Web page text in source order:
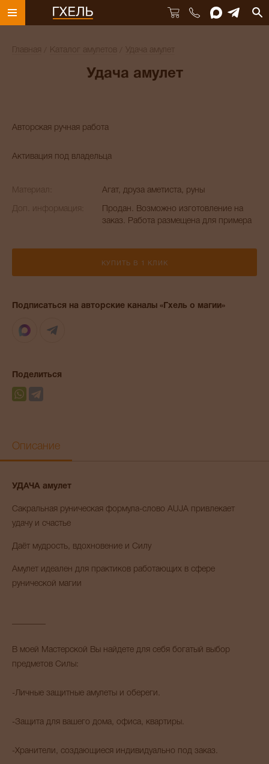
Главная Каталог амулетов Удача амулет
Удача амулет
Авторская ручная работа
Активация под владельца
Материал: Агат, друза аметиста, руны
Доп. информация:
Продан. Возможно изготовление на
заказ. Работа размещена для примера
КУПИТЬ В 1 КЛИК
Подписаться на авторские каналы «Гхель о магии»
Max
Поделиться
Описание
УДАЧА амулет
Сакральная руническая формула-слово AUJA привлекает
удачу и счастье
Даёт мудрость, вдохновение и Силу
Амулет идеален для практиков работающих в сфере
рунической магии
В моей Мастерской Вы найдете для себя богатый выбор
предметов Силы:
-Личные защитные амулеты и обереги.
-Защита для вашего дома, офиса, квартиры.
-Хранители, создающиеся индивидуально под заказ.